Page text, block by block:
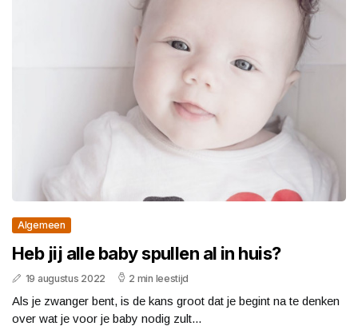
Algemeen
Heb jij alle baby spullen al in huis?
19 augustus 2022 2 min leestijd
Als je zwanger bent, is de kans groot dat je begint na te denken
over wat je voor je baby nodig zult...